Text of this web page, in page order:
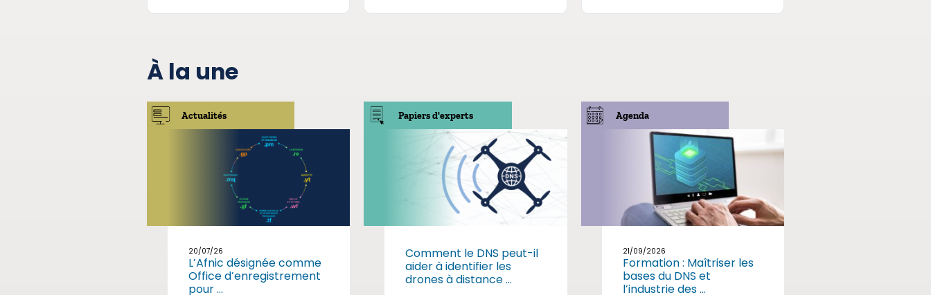
À la une
Actualités
20/07/26
L’Afnic désignée comme
Office d’enregistrement
pour ...
Papiers d'experts
Comment le DNS peut-il
aider à identifier les
drones à distance ...
Agenda
21/09/2026
Formation : Maîtriser les
bases du DNS et
l’industrie des ...